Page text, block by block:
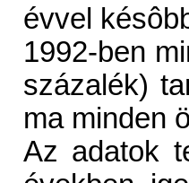
évvel
1992-ben
százalék)
ma minden
Az adatok